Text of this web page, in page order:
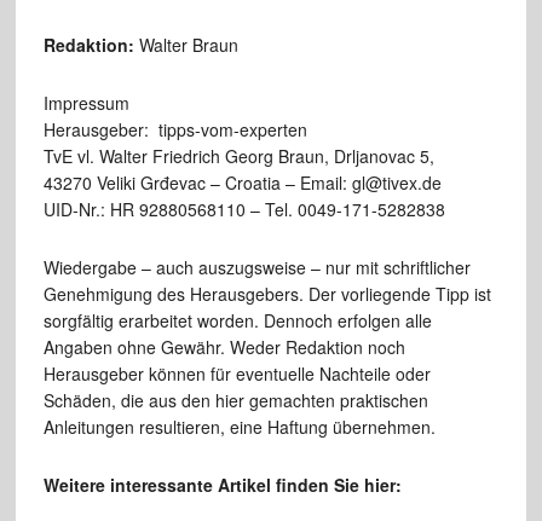
Redaktion: Walter Braun
Impressum
Herausgeber: tipps-vom-experten
TvE vl. Walter Friedrich Georg Braun, Drljanovac 5,
43270 Veliki Grđevac – Croatia – Email: gl@tivex.de
UID-Nr.: HR 92880568110 – Tel. 0049-171-5282838
Wiedergabe – auch auszugsweise – nur mit schriftlicher
Genehmigung des Herausgebers. Der vorliegende Tipp ist
sorgfältig erarbeitet worden. Dennoch erfolgen alle
Angaben ohne Gewähr. Weder Redaktion noch
Herausgeber können für eventuelle Nachteile oder
Schäden, die aus den hier gemachten praktischen
Anleitungen resultieren, eine Haftung übernehmen.
Weitere interessante Artikel finden Sie hier: